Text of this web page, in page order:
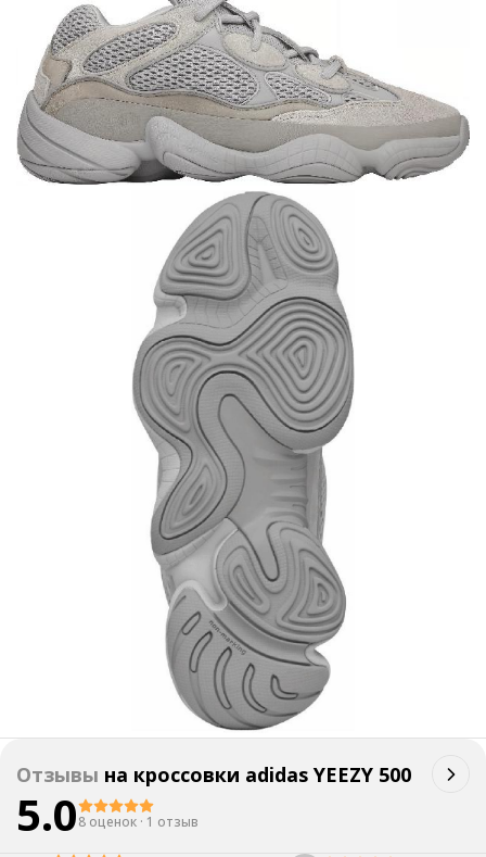
Отзывы на кроссовки adidas YEEZY 500
5.08 оценок · 1 отзыв